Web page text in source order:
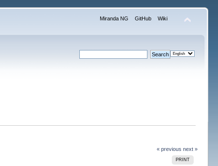
Miranda NG GitHub Wiki
« previous next »
PRINT